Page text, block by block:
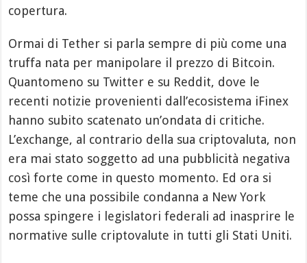
copertura.
Ormai di Tether si parla sempre di più come una
truffa nata per manipolare il prezzo di Bitcoin.
Quantomeno su Twitter e su Reddit, dove le
recenti notizie provenienti dall’ecosistema iFinex
hanno subito scatenato un’ondata di critiche.
L’exchange, al contrario della sua criptovaluta, non
era mai stato soggetto ad una pubblicità negativa
così forte come in questo momento. Ed ora si
teme che una possibile condanna a New York
possa spingere i legislatori federali ad inasprire le
normative sulle criptovalute in tutti gli Stati Uniti.